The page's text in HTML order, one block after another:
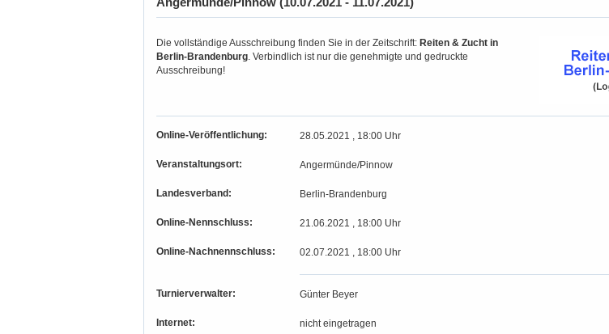
Die vollständige Ausschreibung finden Sie in der Zeitschrift: Reiten & Zucht in
Berlin-Brandenburg. Verbindlich ist nur die genehmigte und gedruckte
Ausschreibung!
Online-Veröffentlichung: 28.05.2021 , 18:00 Uhr
Veranstaltungsort: Angermünde/Pinnow
Landesverband: Berlin-Brandenburg
Online-Nennschluss: 21.06.2021 , 18:00 Uhr
Online-Nachnennschluss: 02.07.2021 , 18:00 Uhr
Turnierverwalter: Günter Beyer
Internet: nicht eingetragen